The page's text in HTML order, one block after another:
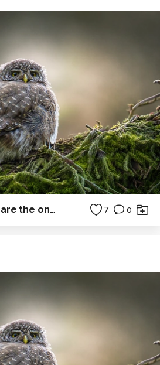
The best moments are the ones you don't plan. 7 0